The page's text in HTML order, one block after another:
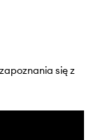
się z